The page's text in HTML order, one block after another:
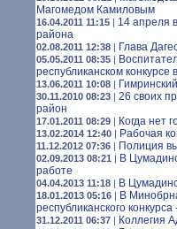
Магомедом Камиловым
16.04.2011 11:15 | 14 апреля
района
02.08.2011 12:38 | Глава
05.05.2011 08:35 |
республиканском конкурсе
13.06.2011 10:08 |
30.11.2010 08:23 | 26 своих
район
17.01.2011 08:29 | Когда нет
13.02.2014 12:40 | Рабочая
11.12.2012 07:36 | Полиция
02.09.2013 08:21 | В
работе
04.04.2013 11:18 | В
18.01.2013 05:16 | В
республиканского
31.12.2011 06:37 | Коллегия